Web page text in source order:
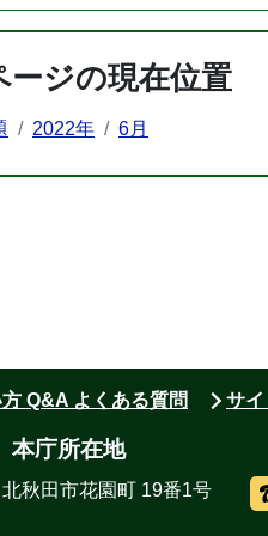
ージの現在位置
2022年 6月
Q&A よくある質問 サ
庁所在地
秋田市花園町 19番1号